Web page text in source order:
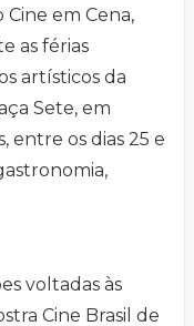
em Cena,
as férias
artísticos da
Sete, em
entre os dias 25 e
voltadas às
Cine Brasil de